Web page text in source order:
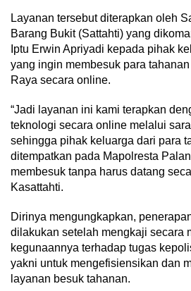
Layanan tersebut diterapkan oleh
Barang Bukit (Sattahti) yang
Iptu Erwin Apriyadi kepada pihak
yang ingin membesuk para
Raya secara online.
“Jadi layanan ini kami terapkan
teknologi secara online melalui
sehingga pihak keluarga dari para
ditempatkan pada Mapolresta
membesuk tanpa harus datang
Kasattahti.
Dirinya mengungkapkan,
dilakukan setelah mengkaji secara
kegunaannya terhadap tugas
yakni untuk mengefisiensikan dan
layanan besuk tahanan.